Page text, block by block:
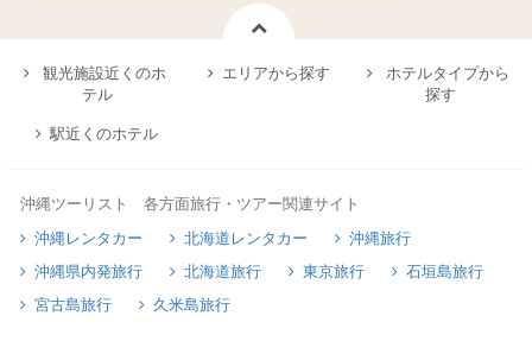
観光施設近くのホ
テル
エリアから探す
ホテルタイプから
探す
駅近くのホテル
沖縄ツーリスト 各方面旅行・ツアー関連サイト
沖縄レンタカー
北海道レンタカー
沖縄旅行
沖縄県内発旅行
北海道旅行 東京旅行
石垣島旅行
宮古島旅行
久米島旅行